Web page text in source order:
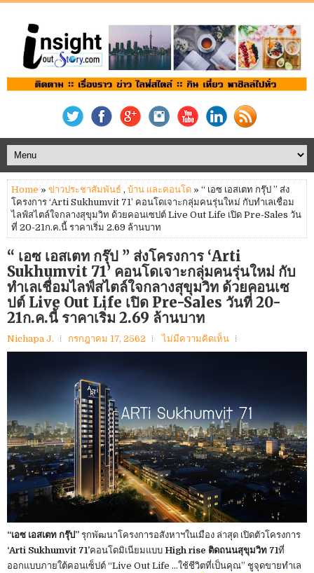
Home » ข่าวประชาสัมพันธ์ , บ้าน และคอนโด » “ เอซ เอสเตท กรุ๊ป ” ส่ง
โครงการ ‘Arti Sukhumvit 71’ คอนโดเจาะกลุ่มคนรุ่นใหม่ กับทำเลเชื่อม
ไลฟ์สไตล์ใจกลางสุขุมวิท ด้วยคอนเซปต์ Live Out Life เปิด Pre-Sales วัน
ที่ 20-21ก.ค.นี้ ราคาเริ่ม 2.69 ล้านบาท
“ เอซ เอสเตท กรุ๊ป ” ส่งโครงการ ‘Arti
Sukhumvit 71’ คอนโดเจาะกลุ่มคนรุ่นใหม่ กับ
ทำเลเชื่อมไลฟ์สไตล์ใจกลางสุขุมวิท ด้วยคอนเซ
ปต์ Live Out Life เปิด Pre-Sales วันที่ 20-
21ก.ค.นี้ ราคาเริ่ม 2.69 ล้านบาท
Nichapa J. กรกฎาคม 17, 2562 ไม่มีความคิดเห็น
“เอซ เอสเตท กรุ๊ป” รุกพัฒนาโครงการอสังหาฯในเมือง ล่าสุด เปิดตัวโครงการ
‘Arti Sukhumvit 71’คอนโดมิเนียมแบบ High rise ติดถนนสุขุมวิท 71ที่
ออกแบบภายใต้คอนเซ็ปต์ “Live Out Life …ใช้ชีวิตที่เป็นคุณ” ชูจุดขายทำเล